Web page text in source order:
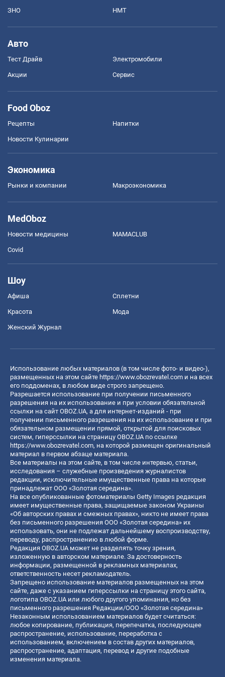
ЗНО НМТ
Авто
Тест Драйв Электромобили
Акции Сервис
Food Oboz
Рецепты Напитки
Новости Кулинарии
Экономика
Рынки и компании Mакроэкономика
MedOboz
Новости медицины MAMACLUB
Covid
Шоу
Афиша Сплетни
Красота Мода
Женский Журнал
Использование любых материалов (в том числе фото- и видео-),
размещенных на этом сайте https://www.obozrevatel.com и на всех
его поддоменах, в любом виде строго запрещено.
Разрешается использование при получении письменного
разрешения на их использование и при условии обязательной
ссылки на сайт OBOZ.UA, а для интернет-изданий - при
получении письменного разрешения на их использование и при
обязательном размещении прямой, открытой для поисковых
систем, гиперссылки на страницу OBOZ.UA по ссылке
https://www.obozrevatel.com, на которой размещен оригинальный
материал в первом абзаце материала.
Все материалы на этом сайте, в том числе интервью, статьи,
исследования – служебные произведения журналистов
редакции, исключительные имущественные права на которые
принадлежат ООО «Золотая середина».
На все опубликованные фотоматериалы Getty Images редакция
имеет имущественные права, защищаемые законом Украины
«Об авторских правах и смежных правах», никто не имеет права
без письменного разрешения ООО «Золотая середина» их
использовать, они не подлежат дальнейшему воспроизводству,
переводу, распространению в любой форме.
Редакция OBOZ.UA может не разделять точку зрения,
изложенную в авторском материале. За достоверность
информации, размещенной в рекламных материалах,
ответственность несет рекламодатель.
Запрещено использование материалов размещенных на этом
сайте, даже с указанием гиперссылки на страницу этого сайта,
логотипа OBOZ.UA или любого другого упоминания, но без
письменного разрешения Редакции/ООО «Золотая середина»
Незаконным использованием материалов будет считаться:
любое копирование, публикация, перепечатка, последующее
распространение, использование, переработка с
использованием, включением в состав других материалов,
распространение, адаптация, перевод и другие подобные
изменения материала.